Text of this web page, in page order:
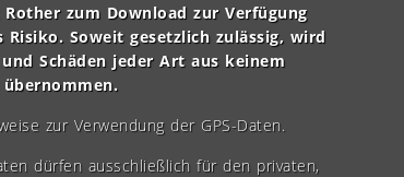
zum Download zur Verfügung
Soweit gesetzlich zulässig, wird
Schäden jeder Art aus keinem
zur Verwendung der GPS-Daten.
dürfen ausschließlich für den privaten,